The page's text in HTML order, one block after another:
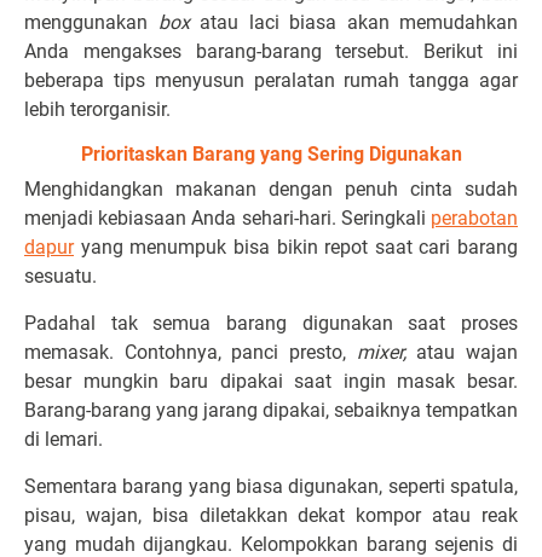
menggunakan box atau laci biasa akan memudahkan
Anda mengakses barang-barang tersebut. Berikut ini
beberapa tips menyusun peralatan rumah tangga agar
lebih terorganisir.
Prioritaskan Barang yang Sering Digunakan
Menghidangkan makanan dengan penuh cinta sudah
menjadi kebiasaan Anda sehari-hari. Seringkali perabotan
dapuryang menumpuk bisa bikin repot saat cari barang
sesuatu.
Padahal tak semua barang digunakan saat proses
memasak. Contohnya, panci presto, mixer, atau wajan
besar mungkin baru dipakai saat ingin masak besar.
Barang-barang yang jarang dipakai, sebaiknya tempatkan
di lemari.
Sementara barang yang biasa digunakan, seperti spatula,
pisau, wajan, bisa diletakkan dekat kompor atau reak
yang mudah dijangkau. Kelompokkan barang sejenis di